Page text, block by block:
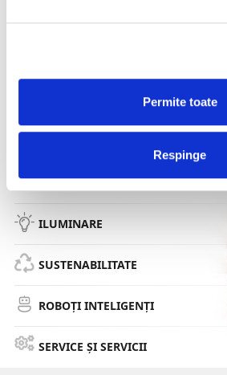
Permite toate
Respinge
SECURITATE INTEGRATĂ
EXPERIENȚĂ VIZUALĂ
PROCESE DEPOZITE
ILUMINARE
SUSTENABILITATE
ROBOȚI INTELIGENȚI
SERVICE ȘI SERVICII